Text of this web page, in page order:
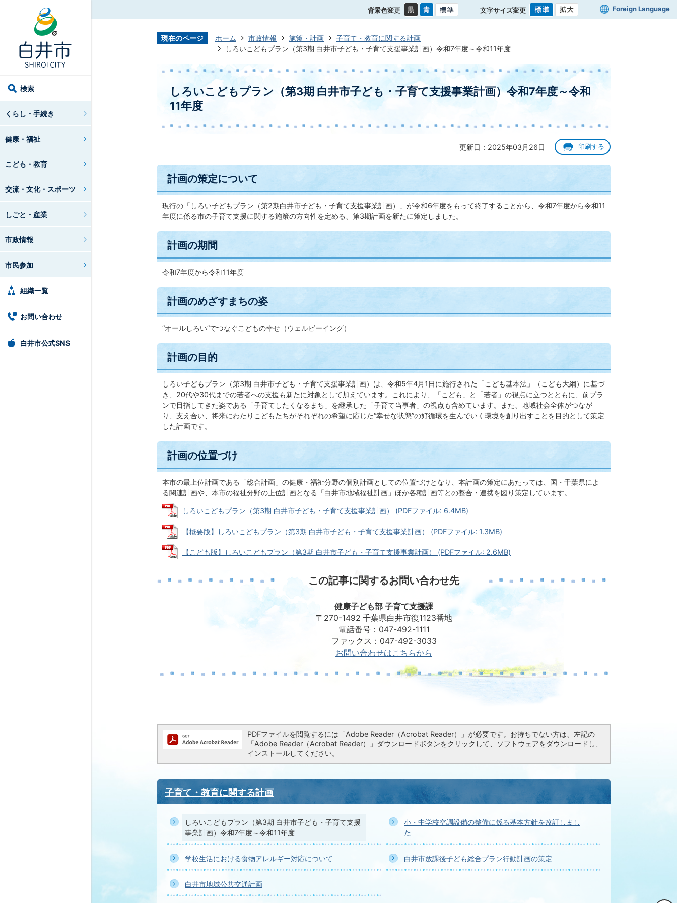
検索
くらし・手続き
健康・福祉
こども・教育
交流・文化・スポーツ
しごと・産業
市政情報
市民参加
組織一覧
お問い合わせ
白井市公式SNS
背景色変更 文字サイズ変更 Foreign Language
現在のページ ホーム 市政情報 施策・計画
子育て・教育に関する計画
しろいこどもプラン（第3期 白井市子ども・子育て支援事業計画）令和7年度～令和11年度
しろいこどもプラン（第3期 白井市子ども・子育て支援事業計画）令和7年度～令和
11年度
更新日：2025年03月26日 印刷する
計画の策定について
現行の「しろい子どもプラン（第2期白井市子ども・子育て支援事業計画）」が令和6年度をもって終了することから、令和7年度から令和11
年度に係る市の子育て支援に関する施策の方向性を定める、第3期計画を新たに策定しました。
計画の期間
令和7年度から令和11年度
計画のめざすまちの姿
”オールしろい”でつなぐこどもの幸せ（ウェルビーイング）
計画の目的
しろい子どもプラン（第3期 白井市子ども・子育て支援事業計画）は、令和5年4月1日に施行された「こども基本法」（こども大綱）に基づ
き、20代や30代までの若者への支援も新たに対象として加えています。これにより、「こども」と「若者」の視点に立つとともに、前プラ
ンで目指してきた姿である「子育てしたくなるまち」を継承した「子育て当事者」の視点も含めています。また、地域社会全体がつなが
り、支え合い、将来にわたりこどもたちがそれぞれの希望に応じた“幸せな状態”の好循環を生んでいく環境を創り出すことを目的として策定
した計画です。
計画の位置づけ
本市の最上位計画である「総合計画」の健康・福祉分野の個別計画としての位置づけとなり、本計画の策定にあたっては、国・千葉県によ
る関連計画や、本市の福祉分野の上位計画となる「白井市地域福祉計画」ほか各種計画等との整合・連携を図り策定しています。
しろいこどもプラン（第3期 白井市子ども・子育て支援事業計画） (PDFファイル: 6.4MB)
【概要版】しろいこどもプラン（第3期 白井市子ども・子育て支援事業計画） (PDFファイル: 1.3MB)
【こども版】しろいこどもプラン（第3期 白井市子ども・子育て支援事業計画） (PDFファイル: 2.6MB)
この記事に関するお問い合わせ先
健康子ども部 子育て支援課
〒270-1492 千葉県白井市復1123番地
電話番号：047-492-1111
ファックス：047-492-3033
お問い合わせはこちらから
PDFファイルを閲覧するには「Adobe Reader（Acrobat Reader）」が必要です。お持ちでない方は、左記の
「Adobe Reader（Acrobat Reader）」ダウンロードボタンをクリックして、ソフトウェアをダウンロードし、
インストールしてください。
子育て・教育に関する計画
しろいこどもプラン（第3期 白井市子ども・子育て支援
事業計画）令和7年度～令和11年度
小・中学校空調設備の整備に係る基本方針を改訂しまし
た
学校生活における食物アレルギー対応について 白井市放課後子ども総合プラン行動計画の策定
白井市地域公共交通計画